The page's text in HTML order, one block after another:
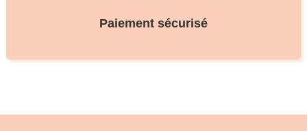
Paiement sécurisé